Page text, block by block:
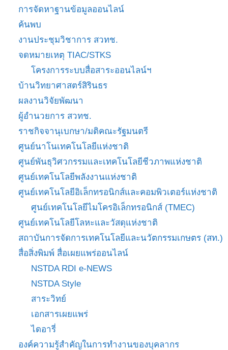
การจัดหาฐานข้อมูลออนไลน์
ค้นพบ
งานประชุมวิชาการ สวทช.
จดหมายเหตุ TIAC/STKS
โครงการระบบสื่อสาระออนไลน์ฯ
บ้านวิทยาศาสตร์สิรินธร
ผลงานวิจัยพัฒนา
ผู้อำนวยการ สวทช.
ราชกิจจานุเบกษา/มติคณะรัฐมนตรี
ศูนย์นาโนเทคโนโลยีแห่งชาติ
ศูนย์พันธุวิศวกรรมและเทคโนโลยีชีวภาพแห่งชาติ
ศูนย์เทคโนโลยีพลังงานแห่งชาติ
ศูนย์เทคโนโลยีอิเล็กทรอนิกส์และคอมพิวเตอร์แห่งชาติ
ศูนย์เทคโนโลยีไมโครอิเล็กทรอนิกส์ (TMEC)
ศูนย์เทคโนโลยีโลหะและวัสดุแห่งชาติ
สถาบันการจัดการเทคโนโลยีและนวัตกรรมเกษตร (สท.)
สื่อสิ่งพิมพ์ สื่อเผยแพร่ออนไลน์
NSTDA RDI e-NEWS
NSTDA Style
สาระวิทย์
เอกสารเผยแพร่
ไดอารี่
องค์ความรู้สำคัญในการทำงานของบุคลากร